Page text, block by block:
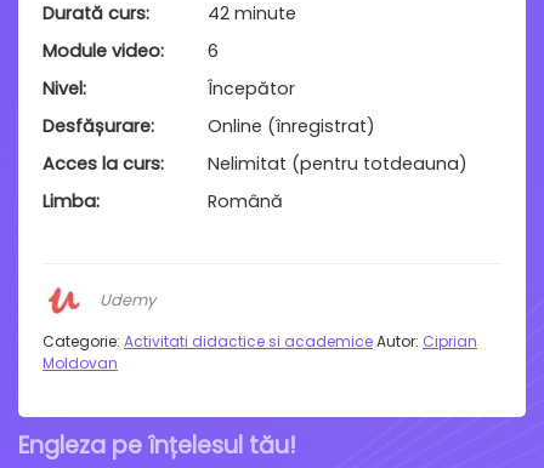
Durată curs
42 minute
Module video
6
Nivel
Începător
Desfășurare
Online (înregistrat)
Acces la curs
Nelimitat (pentru totdeauna)
Limba
Română
Udemy
Categorie: Activitati didactice si academiceAutor: Ciprian
Moldovan
Engleza pe înțelesul tău!